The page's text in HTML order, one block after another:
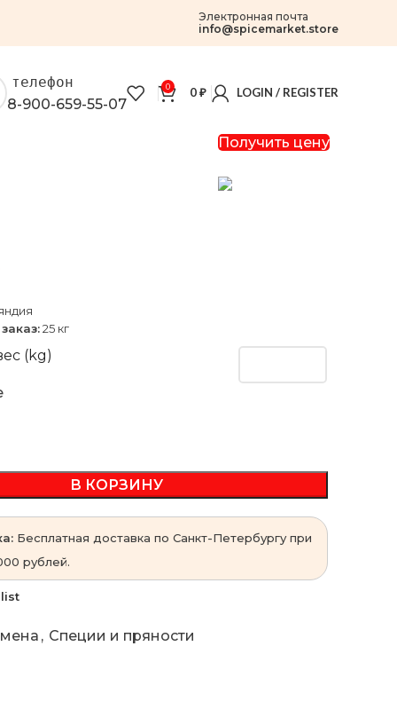
Электронная почта
info@spicemarket.store
телефон
8-900-659-55-07
0 0₽ LOGIN / REGISTER
Получить цену
25 кг
(kg)
В КОРЗИНУ
Бесплатная доставка по Санкт-Петербургу при
рублей.
, Специи и пряности